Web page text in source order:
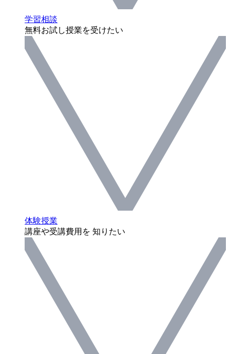
学習相談
無料お試し授業を受けたい
体験授業
講座や受講費用を 知りたい